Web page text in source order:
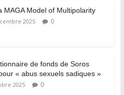
MAGA Model of Multipolarity
2025 0
de fonds de Soros
« abus sexuels sadiques »
2025 0